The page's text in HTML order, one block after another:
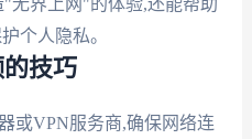
个人隐私。
技巧
或VPN服务商,确保网络连